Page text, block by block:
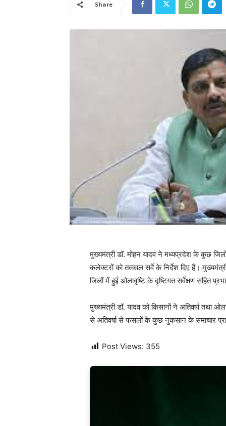
Share
मुख्यमंत्री डॉ. मोहन यादव ने मध्यप्रदेश के कुछ
कलेक्टरों को तत्काल सर्वे के निर्देश दिए हैं।
जिलों में हुई ओलावृष्टि के दृष्टिगत सर्वेक्षण सहित
मुख्यमंत्री डॉ. यादव को किसानों ने अतिवर्षा
से अतिवर्षा से फसलों के कुछ नुकसान के समाचार
Post Views: 355